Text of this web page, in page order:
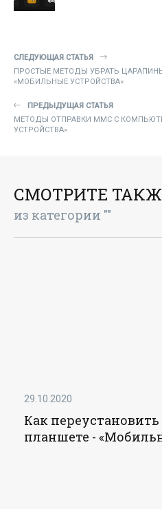
СЛЕДУЮЩАЯ СТАТЬЯ
ПРОСТЫЕ МЕТОДЫ УБРАТЬ
«МОБИЛЬНЫЕ УСТРОЙСТВА»
ПРЕДЫДУЩАЯ СТАТЬЯ
МЕТОДЫ ОТПРАВКИ ММС С
УСТРОЙСТВА»
СМОТРИТЕ
из категории ""
29.10.2020
Как
планшете -